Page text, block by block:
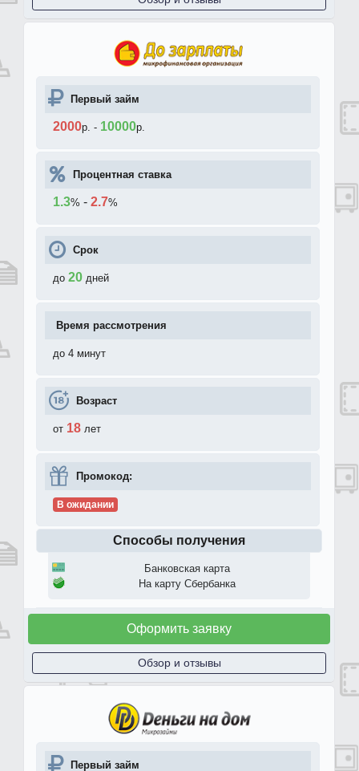
Первый займ
2000р. - 10000р.
Процентная ставка
1.3% - 2.7%
Срок
до 20 дней
Время рассмотрения
до 4 минут
Возраст
от 18 лет
Промокод:
В ожидании
Способы получения
Банковская карта
На карту Сбербанка
Оформить заявку
Обзор и отзывы
Первый займ